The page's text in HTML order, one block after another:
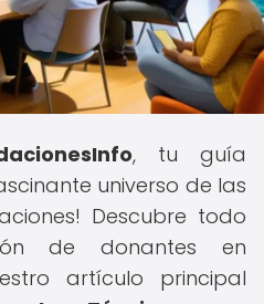
, tu guía
universo de las
Descubre todo
de donantes en
artículo principal